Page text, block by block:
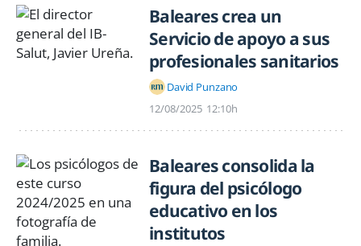
Baleares crea un
Servicio de apoyo a sus
profesionales sanitarios
David Punzano
12/08/2025 12:10h
Baleares consolida la
figura del psicólogo
educativo en los
institutos